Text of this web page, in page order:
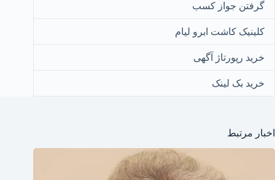
گرفتن جواز کسب
کلینیک کاشت ابرو لیام
خرید رپورتاژ آگهی
خرید بک لینک
اخبار مرتبط